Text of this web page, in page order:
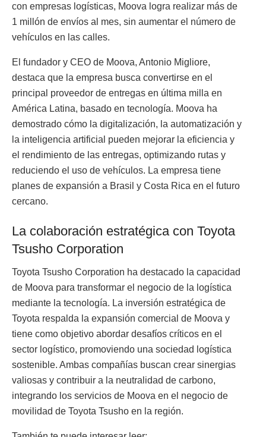
con empresas logísticas, Moova logra realizar más de
1 millón de envíos al mes, sin aumentar el número de
vehículos en las calles.
El fundador y CEO de Moova, Antonio Migliore,
destaca que la empresa busca convertirse en el
principal proveedor de entregas en última milla en
América Latina, basado en tecnología. Moova ha
demostrado cómo la digitalización, la automatización y
la inteligencia artificial pueden mejorar la eficiencia y
el rendimiento de las entregas, optimizando rutas y
reduciendo el uso de vehículos. La empresa tiene
planes de expansión a Brasil y Costa Rica en el futuro
cercano.
La colaboración estratégica con Toyota
Tsusho Corporation
Toyota Tsusho Corporation ha destacado la capacidad
de Moova para transformar el negocio de la logística
mediante la tecnología. La inversión estratégica de
Toyota respalda la expansión comercial de Moova y
tiene como objetivo abordar desafíos críticos en el
sector logístico, promoviendo una sociedad logística
sostenible. Ambas compañías buscan crear sinergias
valiosas y contribuir a la neutralidad de carbono,
integrando los servicios de Moova en el negocio de
movilidad de Toyota Tsusho en la región.